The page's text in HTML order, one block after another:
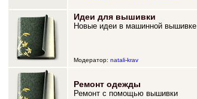
Идеи для вышивки
Новые идеи в машинной вышивке
Модератор: natali-krav
Ремонт одежды
Ремонт с помощью вышивки